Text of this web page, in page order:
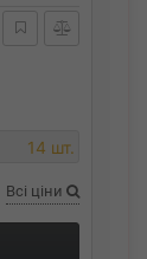
14 шт.
Всі ціни